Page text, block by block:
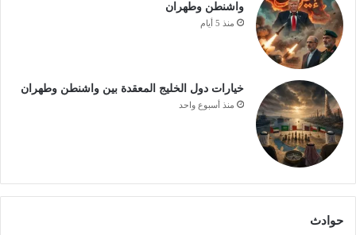
واشنطن وطهران
منذ 5 أيام
خيارات دول الخليج المعقدة بين واشنطن وطهران
منذ أسبوع واحد
حوادث